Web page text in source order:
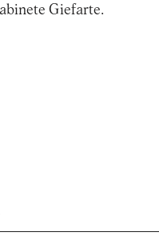
Giefarte.